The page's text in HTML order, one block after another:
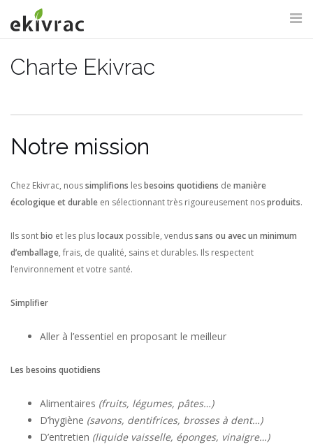
au
contenu
RECHERCHE DU SITE
Charte Ekivrac
Notre mission
Chez Ekivrac, noussimplifions lesbesoins quotidiens de manière
écologique et durable en sélectionnant très rigoureusement nosproduits.
Ils sontbio et les pluslocaux possible, vendussans ou avec un minimum
d’emballage, frais, de qualité, sains et durables. Ils respectent
l’environnement et votre santé.
Simplifier
Aller à l’essentiel en proposant le meilleur
Les besoins quotidiens
Alimentaires (fruits, légumes, pâtes…)
D’hygiène (savons, dentifrices, brosses à dent…)
D’entretien (liquide vaisselle, éponges, vinaigre…)